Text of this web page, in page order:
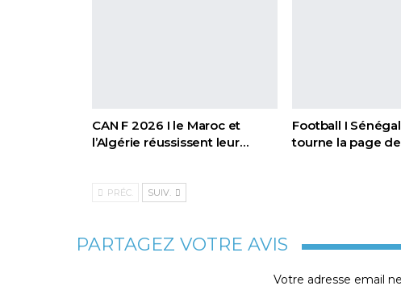
CAN F 2026 I le Maroc et
l’Algérie réussissent leur…
Football I Sénégal
tourne la page
PRÉC. SUIV.
PARTAGEZ VOTRE AVIS
Votre adresse email